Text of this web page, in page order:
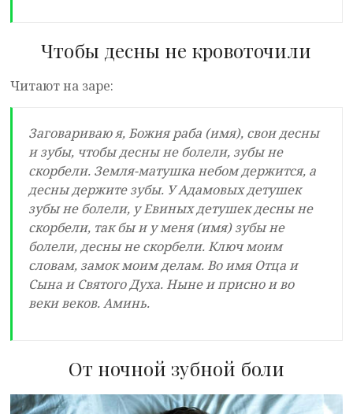
Чтобы десны не кровоточили
Читают на заре:
Заговариваю я, Божия раба (имя), свои десны
и зубы, чтобы десны не болели, зубы не
скорбели. Земля-матушка небом держится, а
десны держите зубы. У Адамовых детушек
зубы не болели, у Евиных детушек десны не
скорбели, так бы и у меня (имя) зубы не
болели, десны не скорбели. Ключ моим
словам, замок моим делам. Во имя Отца и
Сына и Святого Духа. Ныне и присно и во
веки веков. Аминь.
От ночной зубной боли